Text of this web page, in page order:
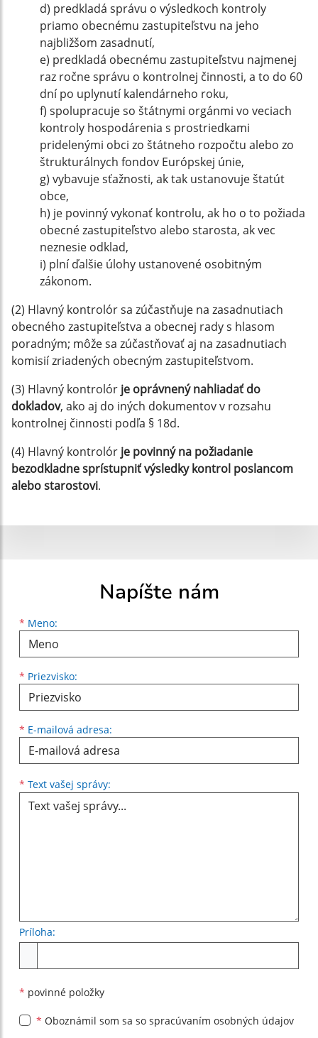
d) predkladá správu o výsledkoch kontroly
priamo obecnému zastupiteľstvu na jeho
najbližšom zasadnutí,
e) predkladá obecnému zastupiteľstvu najmenej
raz ročne správu o kontrolnej činnosti, a to do 60
dní po uplynutí kalendárneho roku,
f) spolupracuje so štátnymi orgánmi vo veciach
kontroly hospodárenia s prostriedkami
pridelenými obci zo štátneho rozpočtu alebo zo
štrukturálnych fondov Európskej únie,
g) vybavuje sťažnosti, ak tak ustanovuje štatút
obce,
h) je povinný vykonať kontrolu, ak ho o to požiada
obecné zastupiteľstvo alebo starosta, ak vec
neznesie odklad,
i) plní ďalšie úlohy ustanovené osobitným
zákonom.
(2) Hlavný kontrolór sa zúčastňuje na zasadnutiach
obecného zastupiteľstva a obecnej rady s hlasom
poradným; môže sa zúčastňovať aj na zasadnutiach
komisií zriadených obecným zastupiteľstvom.
(3) Hlavný kontrolór je oprávnený nahliadať do
dokladov, ako aj do iných dokumentov v rozsahu
kontrolnej činnosti podľa § 18d.
(4) Hlavný kontrolór je povinný na požiadanie
bezodkladne sprístupniť výsledky kontrol poslancom
alebo starostovi.
Napíšte nám
* Meno:
Meno
* Priezvisko:
Priezvisko
* E-mailová adresa:
E-mailová adresa
* Text vašej správy:
Príloha:
* povinné položky
* Oboznámil som sa so spracúvaním osobných údajov